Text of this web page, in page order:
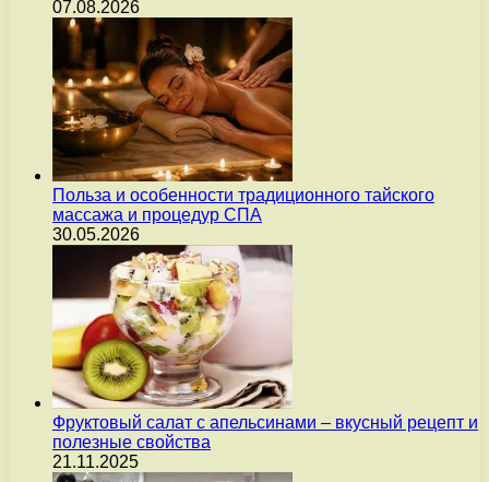
07.08.2026
Польза и особенности традиционного тайского
массажа и процедур СПА
30.05.2026
Фруктовый салат с апельсинами – вкусный рецепт и
полезные свойства
21.11.2025